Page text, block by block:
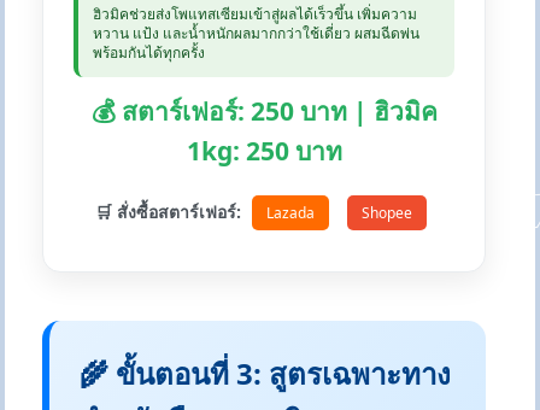
ฮิวมิคช่วยส่งโพแทสเซียมเข้าสู่ผลได้เร็วขึ้น เพิ่มความ
หวาน แป้ง และน้ำหนักผลมากกว่าใช้เดี่ยว ผสมฉีดพ่น
พร้อมกันได้ทุกครั้ง
💰 สตาร์เฟอร์: 250 บาท | ฮิวมิค
1kg: 250 บาท
🛒 สั่งซื้อสตาร์เฟอร์: Lazada Shopee
🌾 ขั้นตอนที่ 3: สูตรเฉพาะทาง